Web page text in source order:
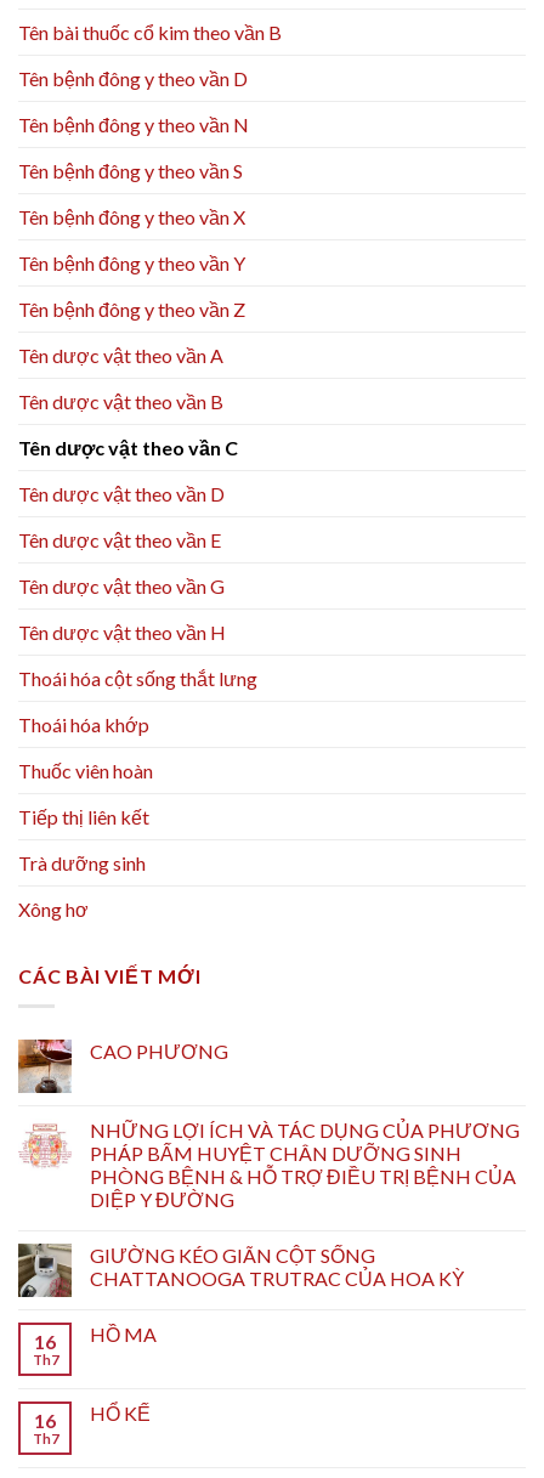
Tên bài thuốc cổ kim theo vần B
Tên bệnh đông y theo vần D
Tên bệnh đông y theo vần N
Tên bệnh đông y theo vần S
Tên bệnh đông y theo vần X
Tên bệnh đông y theo vần Y
Tên bệnh đông y theo vần Z
Tên dược vật theo vần A
Tên dược vật theo vần B
Tên dược vật theo vần C
Tên dược vật theo vần D
Tên dược vật theo vần E
Tên dược vật theo vần G
Tên dược vật theo vần H
Thoái hóa cột sống thắt lưng
Thoái hóa khớp
Thuốc viên hoàn
Tiếp thị liên kết
Trà dưỡng sinh
Xông hơ
CÁC BÀI VIẾT MỚI
CAO PHƯƠNG
NHỮNG LỢI ÍCH VÀ TÁC DỤNG CỦA PHƯƠNG
PHÁP BẤM HUYỆT CHÂN DƯỠNG SINH
PHÒNG BỆNH & HỖ TRỢ ĐIỀU TRỊ BỆNH CỦA
DIỆP Y ĐƯỜNG
GIƯỜNG KÉO GIÃN CỘT SỐNG
CHATTANOOGA TRUTRAC CỦA HOA KỲ
16
Th7
HỒ MA
16
Th7
HỔ KẾ